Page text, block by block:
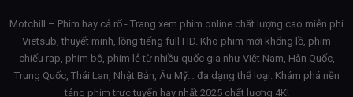
Motchill – Phim hay cả rổ - Trang xem phim online chất lượng cao miễn phí
Vietsub, thuyết minh, lồng tiếng full HD. Kho phim mới khổng lồ, phim
chiếu rạp, phim bộ, phim lẻ từ nhiều quốc gia như Việt Nam, Hàn Quốc,
Trung Quốc, Thái Lan, Nhật Bản, Âu Mỹ… đa dạng thể loại. Khám phá nền
tảng phim trực tuyến hay nhất 2025 chất lượng 4K!